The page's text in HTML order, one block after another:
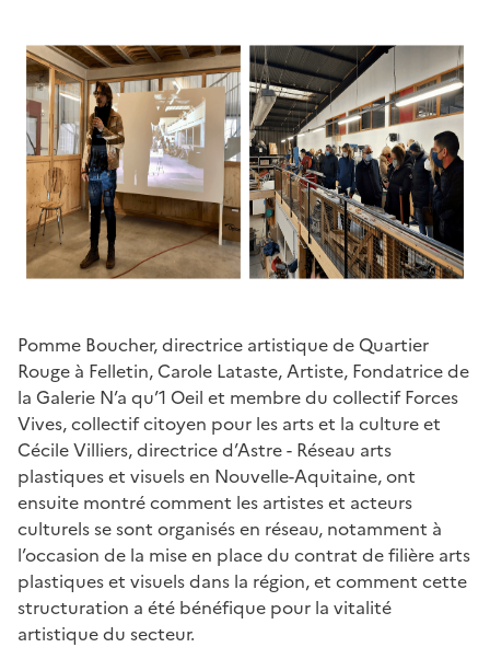
Pomme Boucher, directrice artistique de Quartier
Rouge à Felletin, Carole Lataste, Artiste, Fondatrice de
la Galerie N’a qu’1 Oeil et membre du collectif Forces
Vives, collectif citoyen pour les arts et la culture et
Cécile Villiers, directrice d’Astre - Réseau arts
plastiques et visuels en Nouvelle-Aquitaine, ont
ensuite montré comment les artistes et acteurs
culturels se sont organisés en réseau, notamment à
l’occasion de la mise en place du contrat de filière arts
plastiques et visuels dans la région, et comment cette
structuration a été bénéfique pour la vitalité
artistique du secteur.